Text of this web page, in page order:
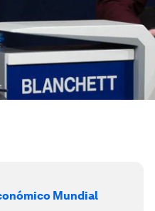
Mundial